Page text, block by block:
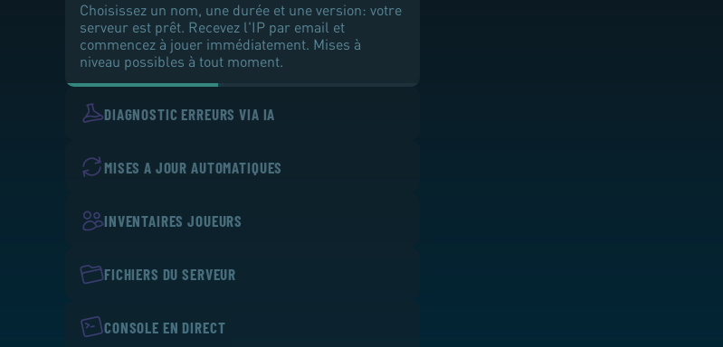
Choisissez un nom, une durée et une version: votre
serveur est prêt. Recevez l'IP par email et
commencez à jouer immédiatement. Mises à
niveau possibles à tout moment.
DIAGNOSTIC ERREURS VIA IA
MISES A JOUR AUTOMATIQUES
INVENTAIRES JOUEURS
FICHIERS DU SERVEUR
CONSOLE EN DIRECT